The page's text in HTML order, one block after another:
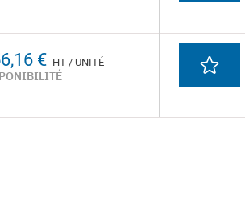
€ HT / UNITÉ